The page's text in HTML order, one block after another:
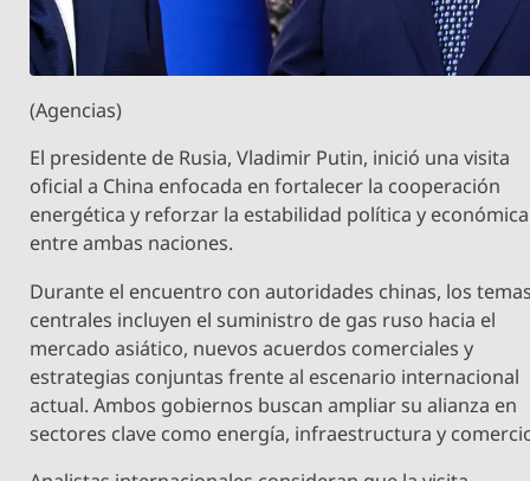
(Agencias)
El presidente de Rusia, Vladimir Putin, inició una visita
oficial a China enfocada en fortalecer la cooperación
energética y reforzar la estabilidad política y económica
entre ambas naciones.
Durante el encuentro con autoridades chinas, los
centrales incluyen el suministro de gas ruso hacia el
mercado asiático, nuevos acuerdos comerciales y
estrategias conjuntas frente al escenario internacional
actual. Ambos gobiernos buscan ampliar su alianza en
sectores clave como energía, infraestructura y